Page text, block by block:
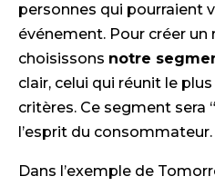
personnes qui pourraient
événement. Pour créer
choisissons notre
clair, celui qui réunit le
critères. Ce segment sera
l’esprit du consommateur.
Dans l’exemple de